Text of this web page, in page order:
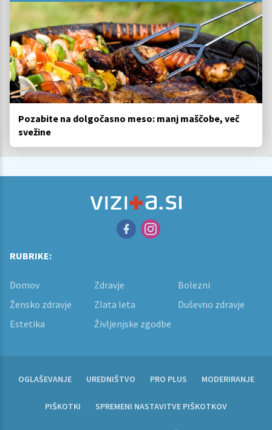
Pozabite na dolgočasno meso: manj maščobe, več
svežine
RUBRIKE:
Domov Zdravje
Bolezni
Žensko zdravje
Zlata leta
Duševno zdravje
Estetika
Življenjske zgodbe
OGLAŠEVANJE UREDNIŠTVO PRO PLUS MODERIRANJE
PIŠKOTKI SPREMENI NASTAVITVE PIŠKOTKOV